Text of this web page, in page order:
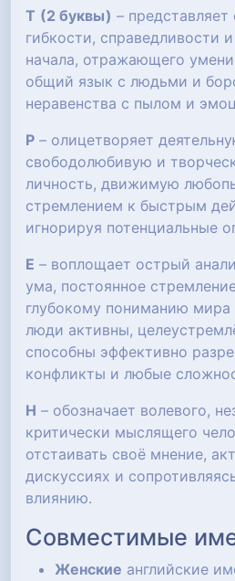
Т (2 буквы) – представляет
гибкости, справедливости
начала, отражающего
общий язык с людьми и
неравенства с пылом и
Р – олицетворяет
свободолюбивую и
личность, движимую
стремлением к быстрым
игнорируя потенциальные
Е – воплощает острый
ума, постоянное
глубокому пониманию мира
люди активны,
способны эффективно
конфликты и любые
Н – обозначает волевого,
критически мыслящего
отстаивать своё мнение,
дискуссиях и
влиянию.
Совместимые
Женские английские